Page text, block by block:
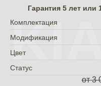
Гарантия 5 лет или
Комплектация
Модификация
Цвет
Статус
от 3